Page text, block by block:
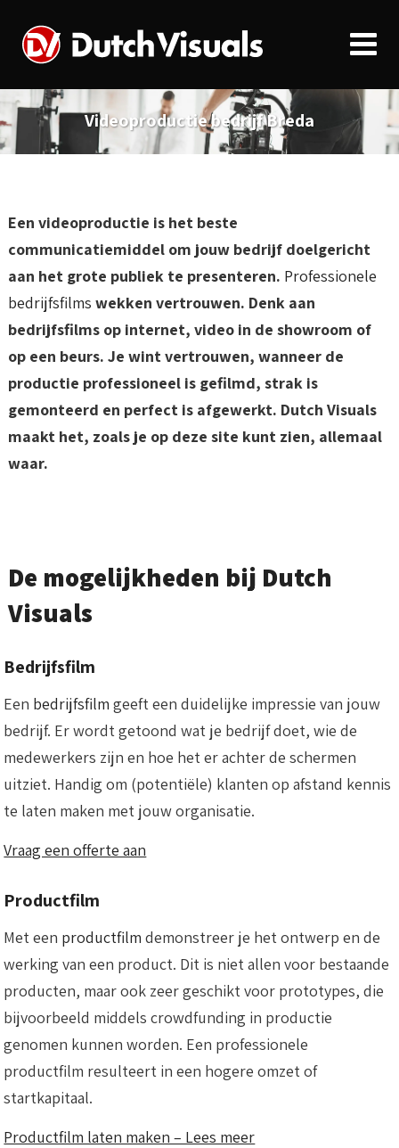
Videoproductie bedrijf Breda
Een videoproductie is het beste
communicatiemiddel om jouw bedrijf doelgericht
aan het grote publiek te presenteren. Professionele
bedrijfsfilms wekken vertrouwen. Denk aan
bedrijfsfilms op internet, video in de showroom of
op een beurs. Je wint vertrouwen, wanneer de
productie professioneel is gefilmd, strak is
gemonteerd en perfect is afgewerkt. Dutch Visuals
maakt het, zoals je op deze site kunt zien, allemaal
waar.
De mogelijkheden bij Dutch
Visuals
Bedrijfsfilm
Een bedrijfsfilm geeft een duidelijke impressie van jouw
bedrijf. Er wordt getoond wat je bedrijf doet, wie de
medewerkers zijn en hoe het er achter de schermen
uitziet. Handig om (potentiële) klanten op afstand kennis
te laten maken met jouw organisatie.
Vraag een offerte aan
Productfilm
Met een productfilm demonstreer je het ontwerp en de
werking van een product. Dit is niet allen voor bestaande
producten, maar ook zeer geschikt voor prototypes, die
bijvoorbeeld middels crowdfunding in productie
genomen kunnen worden. Een professionele
productfilm resulteert in een hogere omzet of
startkapitaal.
Productfilm laten maken – Lees meer